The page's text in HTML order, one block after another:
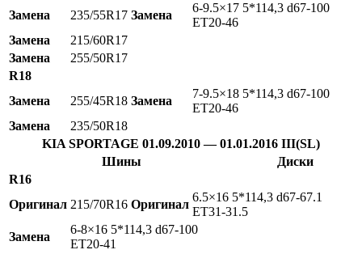
Замена
235/55R17 Замена
6-9.5×17 5*114,3 d67-100
ET20-46
Замена
215/60R17
Замена
255/50R17
R18
Замена
255/45R18 Замена
7-9.5×18 5*114,3 d67-100
ET20-46
Замена
235/50R18
KIA SPORTAGE 01.09.2010 — 01.01.2016 III(SL)
Шины
Диски
R16
Оригинал 215/70R16 Оригинал
6.5×16 5*114,3 d67-67.1
ET31-31.5
Замена
6-8×16 5*114,3 d67-100
ET20-41